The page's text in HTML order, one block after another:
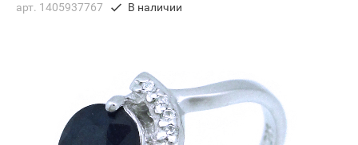
арт. 1405937767 В наличии